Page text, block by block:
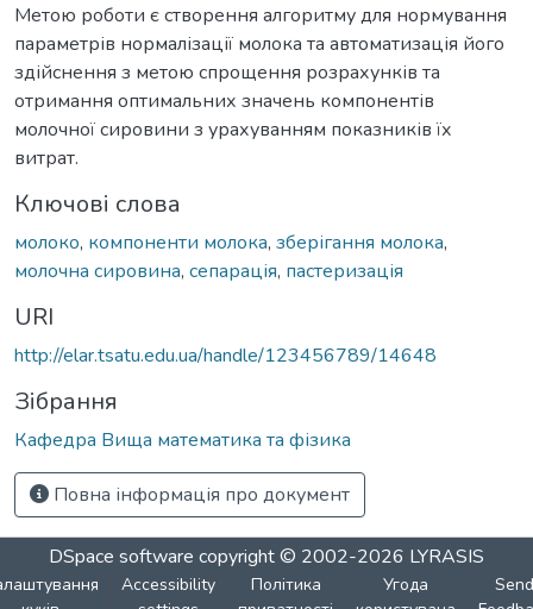
Метою роботи є створення алгоритму для нормування
параметрів нормалізації молока та автоматизація його
здійснення з метою спрощення розрахунків та
отримання оптимальних значень компонентів
молочної сировини з урахуванням показників їх
витрат.
Ключові слова
молоко, компоненти молока, зберігання молока,
молочна сировина, сепарація, пастеризація
URI
http://elar.tsatu.edu.ua/handle/123456789/14648
Зібрання
Кафедра Вища математика та фізика
Повна інформація про документ
DSpace software copyright © 2002-2026 LYRASIS
Accessibility
Політика
Угода
Send